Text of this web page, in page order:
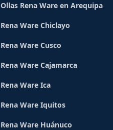
Ollas Rena Ware en Arequipa
Rena Ware Chiclayo
Rena Ware Cusco
Rena Ware Cajamarca
Rena Ware Ica
Rena Ware Iquitos
Rena Ware Huánuco